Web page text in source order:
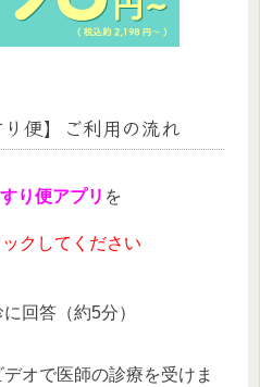
り便】ご利用の流れ
り便アプリ を
ックしてください
回答（約5分）
オで医師の診療を受けま